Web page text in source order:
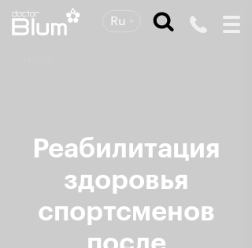
Ru
Реабилитация
здоровья
спортсменов
после